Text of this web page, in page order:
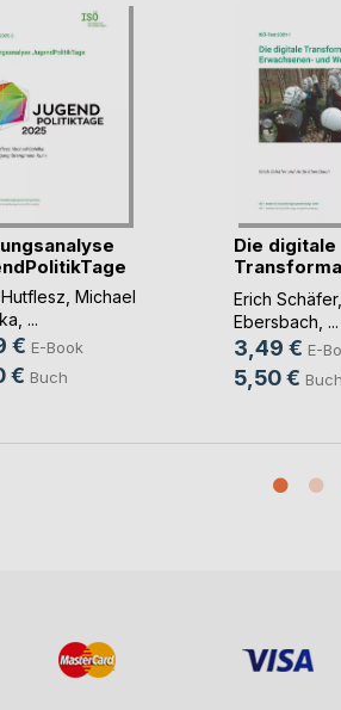
Michael
, ...
€ E-Book
€ Buch
Die digitale
Er(...)
Erich Schäfer,
Ebersbach , ...
3,49 € E-
5,50 € Buch